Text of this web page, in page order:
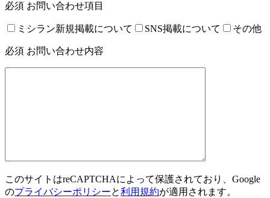
必須 お問い合わせ項目
ミシラン新規掲載について SNS掲載について その他
必須 お問い合わせ内容
このサイトはreCAPTCHAによって保護されており、Google
のプライバシーポリシーと利用規約が適用されます。